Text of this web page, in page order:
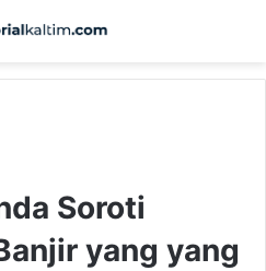
Soroti
yang yang